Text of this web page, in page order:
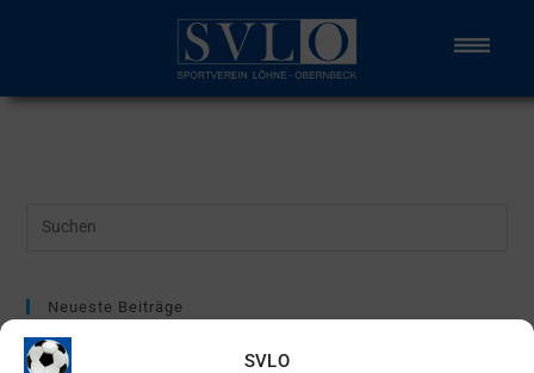
SVLO
Neueste Beiträge
A-Jugend im neuen Gewand